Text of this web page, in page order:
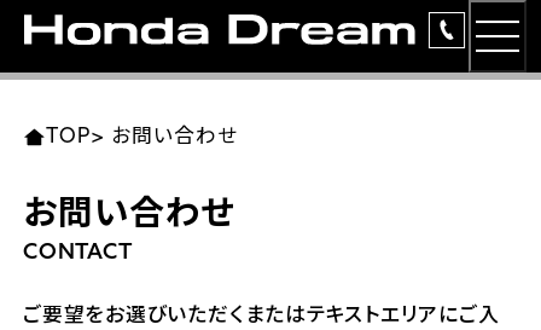
ラインアップ
安心のサービス
TOP> お問い合わせ
お問い合わせ
CONTACT
ご要望をお選びいただくまたはテキストエリアにご入
東北エリア 店舗一覧
岩手県
関東エリア 店舗一覧
東京都
中部エリア 店舗一覧
愛知県
近畿エリア 店舗一覧
大阪府
中国・四国エリア 店舗一覧
岡山県
九州エリア 店舗一覧
福岡県